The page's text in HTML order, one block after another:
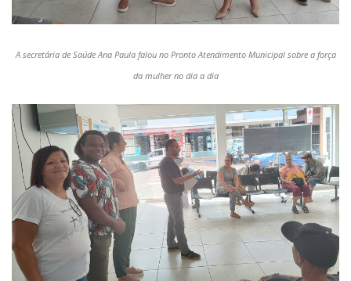
A secretária de Saúde Ana Paula falou no Pronto Atendimento Municipal sobre a força
da mulher no dia a dia